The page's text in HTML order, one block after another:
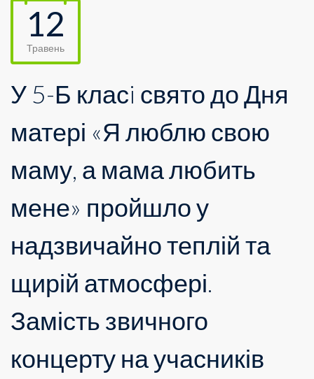
12
Травень
У 5-Б класi свято до Дня
матері «Я люблю свою
маму, а мама любить
мене» пройшло у
надзвичайно теплій та
щирій атмосфері.
Замість звичного
концерту на учасників